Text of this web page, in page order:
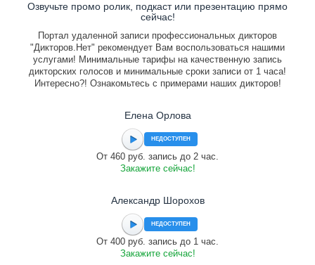
Озвучьте промо ролик, подкаст или презентацию прямо
сейчас!
Портал удаленной записи профессиональных дикторов
"Дикторов.Нет" рекомендует Вам воспользоваться нашими
услугами! Минимальные тарифы на качественную запись
дикторских голосов и минимальные сроки записи от 1 часа!
Интересно?! Ознакомьтесь с примерами наших дикторов!
Елена Орлова
НЕДОСТУПЕН
От 460 руб. запись до 2 час.
Закажите сейчас!
Александр Шорохов
НЕДОСТУПЕН
От 400 руб. запись до 1 час.
Закажите сейчас!